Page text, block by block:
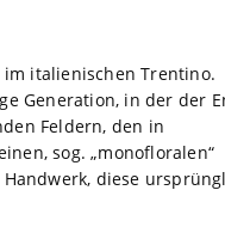
im italienischen Trentino.
Generation, in der der
Feldern, den in
sog. „monofloralen“
diese